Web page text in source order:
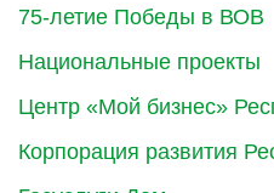
75-летие Победы в ВОВ
Национальные проекты
Центр «Мой бизнес»
Корпорация развития